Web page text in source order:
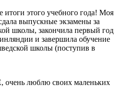
этого учебного года! Моя
выпускные экзамены за
школы, закончила первый год
и завершила обучение
школы (поступив в
люблю своих маленьких